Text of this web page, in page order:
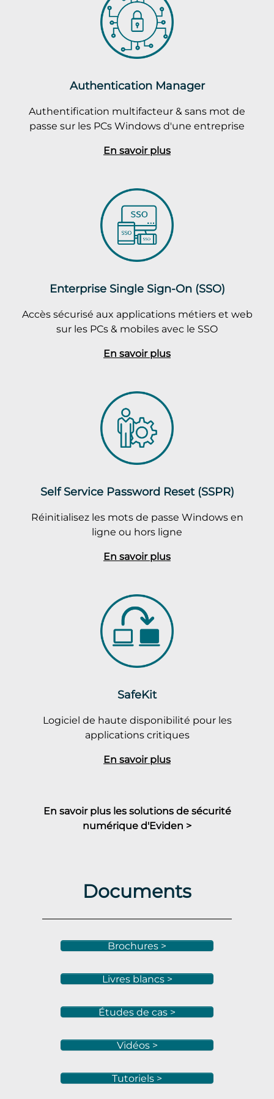
Authentication Manager
Authentification multifacteur & sans mot de
passe sur les PCs Windows d'une entreprise
En savoir plus
Enterprise Single Sign-On (SSO)
Accès sécurisé aux applications métiers et web
sur les PCs & mobiles avec le SSO
En savoir plus
Self Service Password Reset (SSPR)
Réinitialisez les mots de passe Windows en
ligne ou hors ligne
En savoir plus
SafeKit
Logiciel de haute disponibilité pour les
applications critiques
En savoir plus
En savoir plus les solutions de sécurité
numérique d'Eviden >
Documents
Brochures >
Livres blancs >
Études de cas >
Vidéos >
Tutoriels >